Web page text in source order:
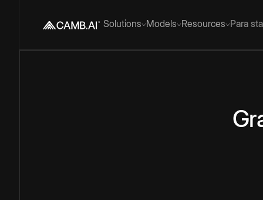
Solutions Models Resources Para